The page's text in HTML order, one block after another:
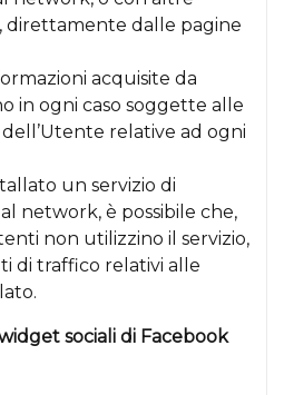
direttamente dalle pagine
acquisite da
in ogni caso soggette alle
relative ad ogni
un servizio di
network, è possibile che,
non utilizzino il servizio,
di traffico relativi alle
sociali di Facebook